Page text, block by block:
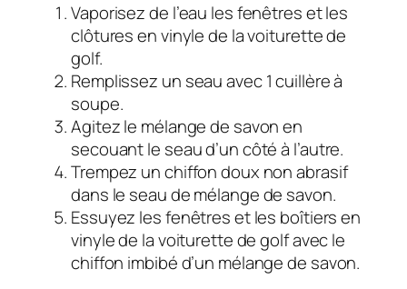
Vaporisez de l’eau les fenêtres et les
clôtures en vinyle de la voiturette de
golf.
Remplissez un seau avec 1 cuillère à
soupe.
Agitez le mélange de savon en
secouant le seau d’un côté à l’autre.
Trempez un chiffon doux non abrasif
dans le seau de mélange de savon.
Essuyez les fenêtres et les boîtiers en
vinyle de la voiturette de golf avec le
chiffon imbibé d’un mélange de savon.